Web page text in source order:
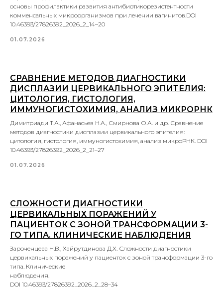
основы профилактики развития антибиотикорезистентности
комменсальных микроорганизмов при лечении вагинитов.DOI
10.46393/27826392_2026_2_14–20
01.07.2026
СРАВНЕНИЕ МЕТОДОВ ДИАГНОСТИКИ
ДИСПЛАЗИИ ЦЕРВИКАЛЬНОГО ЭПИТЕЛИЯ:
ЦИТОЛОГИЯ, ГИСТОЛОГИЯ,
ИММУНОГИСТОХИМИЯ, АНАЛИЗ МИКРОРНК
Димитриади Т.А., Афанасьев Н.А., Смирнова О.А. и др. Сравнение
методов диагностики дисплазии цервикального эпителия:
цитология, гистология, иммуногистохимия, анализ микроРНК. DOI
10.46393/27826392_2026_2_21–27
01.07.2026
СЛОЖНОСТИ ДИАГНОСТИКИ
ЦЕРВИКАЛЬНЫХ ПОРАЖЕНИЙ У
ПАЦИЕНТОК С ЗОНОЙ ТРАНСФОРМАЦИИ 3-
ГО ТИПА. КЛИНИЧЕСКИЕ НАБЛЮДЕНИЯ
Зароченцева Н.В., Хайрутдинова Д.Х. Сложности диагностики
цервикальных поражений у пациенток с зоной трансформации 3-го
типа. Клинические
наблюдения.
DOI 10.46393/27826392_2026_2_28–34